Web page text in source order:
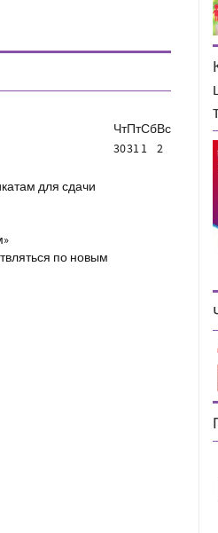
ЧтПтСбВс
30311 2
для сдачи
по новым